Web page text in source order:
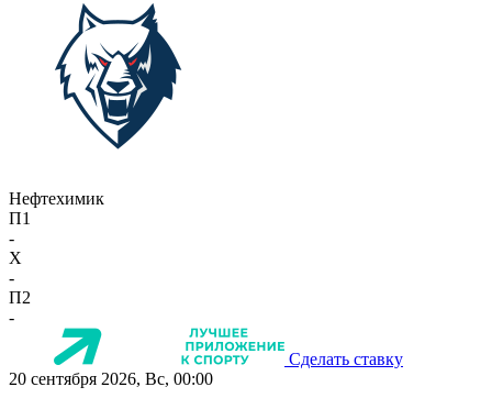
Нефтехимик
П1
-
X
-
П2
-
Сделать ставку
20 сентября 2026, Вс, 00:00